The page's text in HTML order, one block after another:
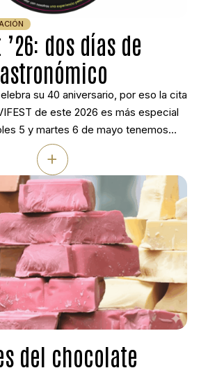
’26: dos días de
su 40 aniversario, por eso la cita
de este 2026 es más especial
5 y martes 6 de mayo tenemos
pensado a conciencia para
dos jornadas en nuestras
(Meis, Pontevedra) con
en organización, […]
+
del chocolate